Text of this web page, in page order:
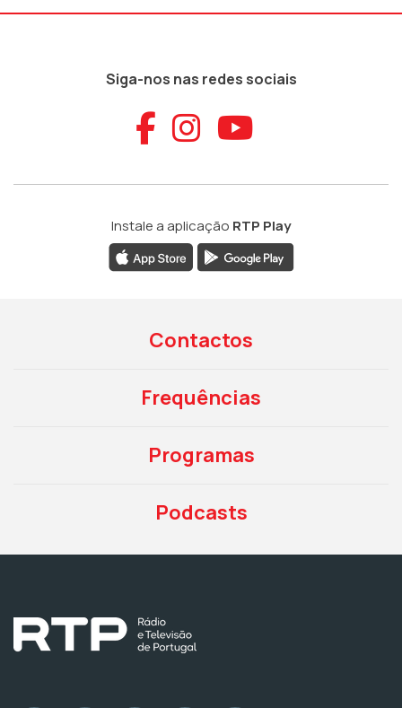
Siga-nos nas redes sociais
Aceder ao
Aceder ao
Aceder
Instale a aplicação RTP Play
Contactos
Frequências
Programas
Podcasts